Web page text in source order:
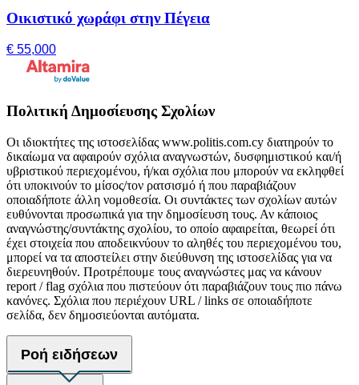
Οικιστικό χωράφι στην Πέγεια
€ 55,000
Πολιτική Δημοσίευσης Σχολίων
Οι ιδιοκτήτες της ιστοσελίδας www.politis.com.cy διατηρούν το
δικαίωμα να αφαιρούν σχόλια αναγνωστών, δυσφημιστικού και/ή
υβριστικού περιεχομένου, ή/και σχόλια που μπορούν να εκληφθεί
ότι υποκινούν το μίσος/τον ρατσισμό ή που παραβιάζουν
οποιαδήποτε άλλη νομοθεσία. Οι συντάκτες των σχολίων αυτών
ευθύνονται προσωπικά για την δημοσίευση τους. Αν κάποιος
αναγνώστης/συντάκτης σχολίου, το οποίο αφαιρείται, θεωρεί ότι
έχει στοιχεία που αποδεικνύουν το αληθές του περιεχομένου του,
μπορεί να τα αποστείλει στην διεύθυνση της ιστοσελίδας για να
διερευνηθούν. Προτρέπουμε τους αναγνώστες μας να κάνουν
report / flag σχόλια που πιστεύουν ότι παραβιάζουν τους πιο πάνω
κανόνες. Σχόλια που περιέχουν URL / links σε οποιαδήποτε
σελίδα, δεν δημοσιεύονται αυτόματα.
Ροή ειδήσεων